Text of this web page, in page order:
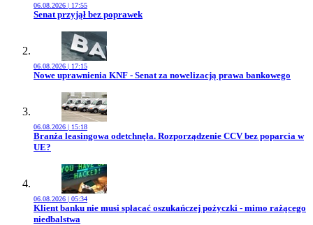
06.08.2026 | 17:55
Przejdź do artykułu:
Senat przyjął bez poprawek
06.08.2026 | 17:15
Przejdź do artykułu:
Nowe uprawnienia KNF - Senat za nowelizacją prawa bankowego
06.08.2026 | 15:18
Przejdź do artykułu:
Branża leasingowa odetchnęła. Rozporządzenie CCV bez poparcia w
UE?
06.08.2026 | 05:34
Przejdź do artykułu:
Klient banku nie musi spłacać oszukańczej pożyczki - mimo rażącego
niedbalstwa